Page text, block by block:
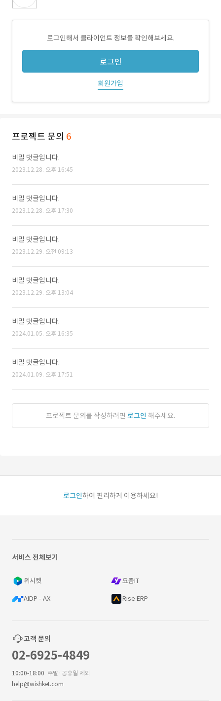
로그인해서 클라이언트 정보를 확인해보세요.
로그인
회원가입
프로젝트 문의 6
비밀 댓글입니다.
2023.12.28. 오후 16:45
비밀 댓글입니다.
2023.12.28. 오후 17:30
비밀 댓글입니다.
2023.12.29. 오전 09:13
비밀 댓글입니다.
2023.12.29. 오후 13:04
비밀 댓글입니다.
2024.01.05. 오후 16:35
비밀 댓글입니다.
2024.01.09. 오후 17:51
프로젝트 문의를 작성하려면 로그인 해주세요.
로그인하여 편리하게 이용하세요!
서비스 전체보기
위시켓 요즘IT
AIDP - AX Rise ERP
고객 문의
02-6925-4849
10:00-18:00 주말·공휴일 제외
help@wishket.com